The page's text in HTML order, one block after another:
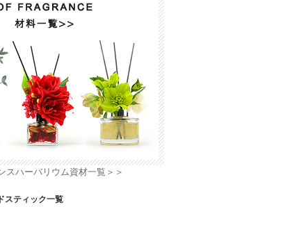
スハーバリウム資材一覧＞＞
スティック一覧